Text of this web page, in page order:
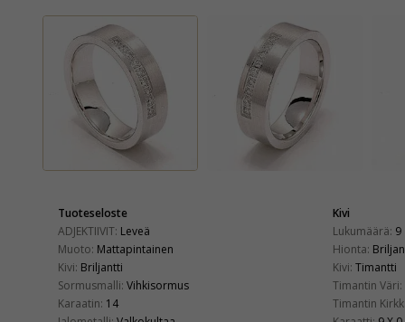
Tuoteseloste
ADJEKTIIVIT: Leveä
Muoto: Mattapintainen
Kivi: Briljantti
Sormusmalli: Vihkisormus
Karaatin: 14
Kivi
Lukumäärä: 9
Hionta:
Kivi: Timantti
Timantin Väri:
Timantin